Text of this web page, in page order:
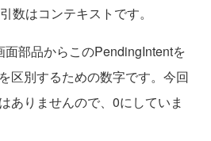
数はコンテキストです。
部品からこのPendingIntentを
区別するための数字です。今回
ありませんので、0にしていま